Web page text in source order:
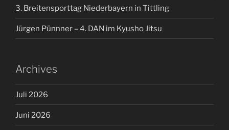
3. Breitensporttag Niederbayern in Tittling
Jürgen Pünnner – 4. DAN im Kyusho Jitsu
Archives
Juli 2026
Juni 2026